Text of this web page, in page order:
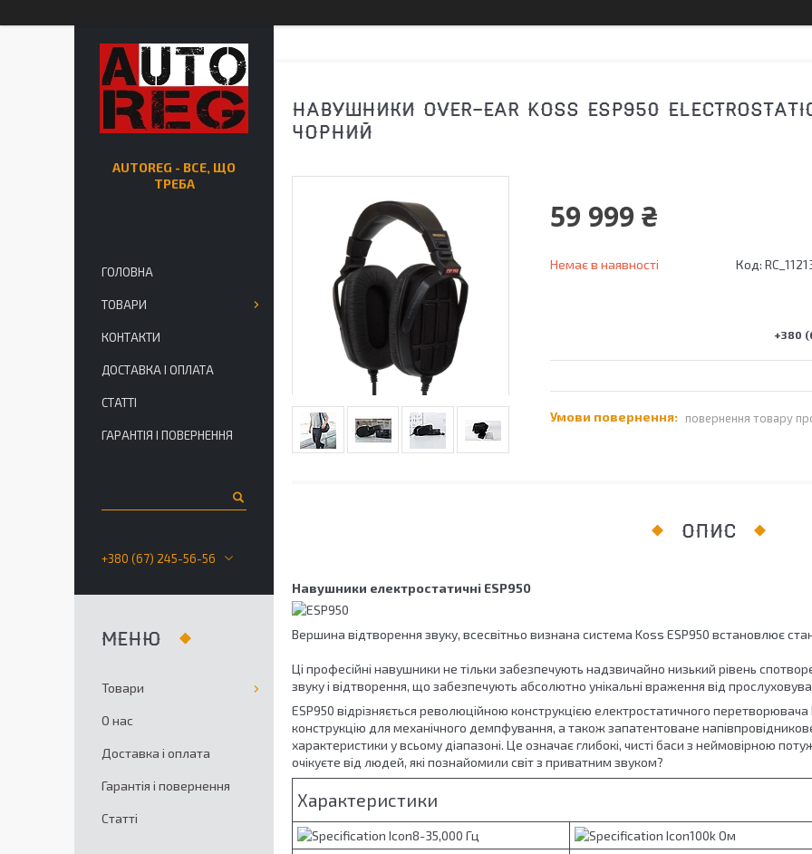
НАВУШНИКИ OVER-EAR KOSS ESP950
ЧОРНИЙ
59 999 ₴
Немає в наявності Код:
+380
повернення товару
ОПИС
Навушники електростатичні ESP950
Вершина відтворення звуку, всесвітньо визнана система Koss ESP950 встановлює
Ці професійні навушники не тільки забезпечують надзвичайно низький рівень
звуку і відтворення, що забезпечують абсолютно унікальні враження від
ESP950 відрізняється революційною конструкцією електростатичного перетворювача
конструкцію для механічного демпфування, а також запатентоване
характеристики у всьому діапазоні. Це означає глибокі, чисті баси з неймовірною
очікуєте від людей, які познайомили світ з приватним звуком?
Характеристики
8-35,000 Гц 100k Ом
AUTOREG - ВСЕ, ЩО
ТРЕБА
ГОЛОВНА
ТОВАРИ
КОНТАКТИ
ДОСТАВКА І ОПЛАТА
СТАТТІ
ГАРАНТІЯ І ПОВЕРНЕННЯ
+380 (67) 245-56-56
Товари
О нас
Доставка і оплата
Гарантія і повернення
Статті